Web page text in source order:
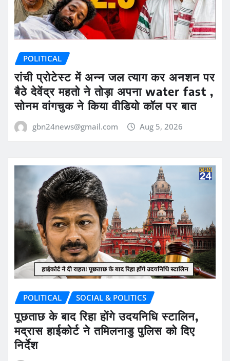
POLITICAL
रांची प्रोटेस्ट में अन्न जल त्याग कर अनशन पर
बैठे देवेंद्र महतो ने तोड़ा अपना water fast ,
सोनम वांगचुक ने किया वीडियो कॉल पर बात
gbn24news@gmail.com Aug 5, 2026
POLITICAL SOCIAL & POLITICS
पूछताछ के बाद रिहा होंगे उदयनिधि स्टालिन,
मद्रास हाईकोर्ट ने तमिलनाडु पुलिस को दिए
निर्देश